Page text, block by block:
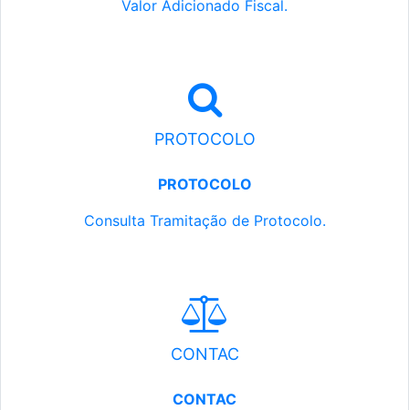
Valor Adicionado Fiscal.
PROTOCOLO
PROTOCOLO
Consulta Tramitação de Protocolo.
CONTAC
CONTAC